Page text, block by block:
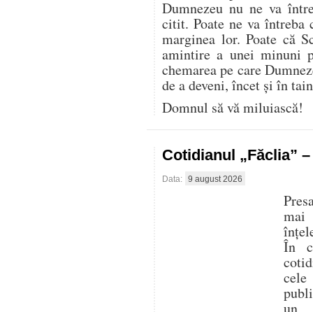
Dumnezeu nu ne va
citit. Poate ne va întreba
marginea lor. Poate că
amintire a unei minuni
chemarea pe care
de a deveni, încet și în
Domnul să vă miluiască!
Cotidianul „Făclia”
Data: 9 august 2026
În
un